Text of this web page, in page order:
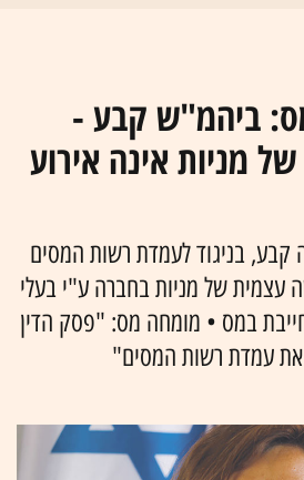
מס: ביהמ"ש קבע -
מניות אינה אירוע
קבע, בניגוד לעמדת רשות המסים
עצמית של מניות בחברה ע"י בעלי
במס • מומחה מס: "פסק הדין
את עמדת רשות המסים"